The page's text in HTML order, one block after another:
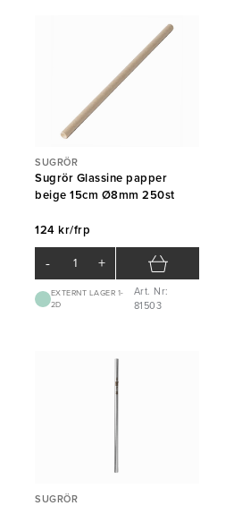
SUGRÖR
Sugrör Glassine papper
beige 15cm Ø8mm 250st
124 kr/frp
- +
EXTERNT LAGER 1-
2D
Art. Nr:
81503
SUGRÖR